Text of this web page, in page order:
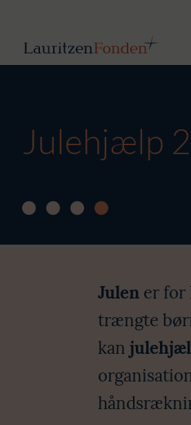
Julehjælp
Julen er for
trængte
kan